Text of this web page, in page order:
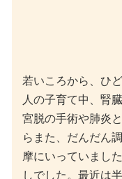
人の子育て中、腎
宮脱の手術や肺炎
らまた、だんだん
摩にいっていまし
しでした。最近は
まではと思い、先